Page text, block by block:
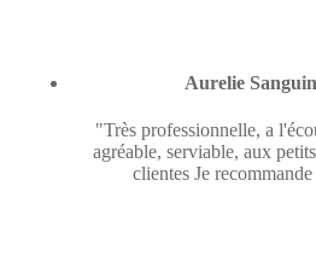
Aurelie Sanguin
"Très professionnelle, a
agréable, serviable, aux
clientes Je